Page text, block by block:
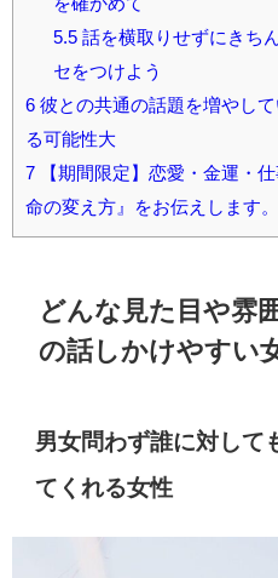
5.5話を横取りせずにきち
セをつけよう
6 彼との共通の話題を増やし
る可能性大
7 【期間限定】恋愛・金運・
命の変え方』をお伝えします。
どんな見た目や雰
の話しかけやすい
男女問わず誰に対して
てくれる女性